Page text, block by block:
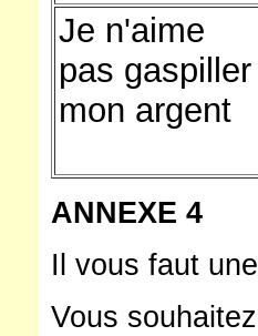
Je n'aime
pas gaspiller
mon argent
ANNEXE 4
Il vous faut
Vous